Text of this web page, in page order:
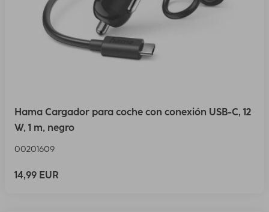
Hama Cargador para coche con conexión USB-C, 12
W, 1 m, negro
00201609
14,99 EUR